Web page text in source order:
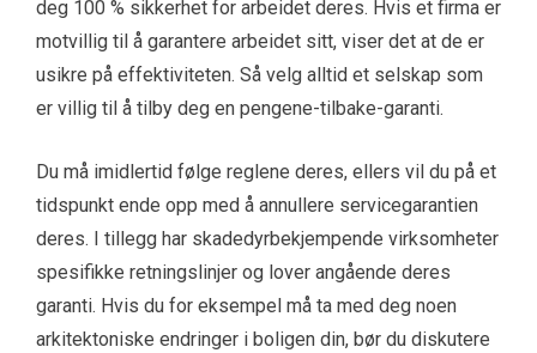
deg 100 % sikkerhet for arbeidet deres. Hvis et firma er
motvillig til å garantere arbeidet sitt, viser det at de er
usikre på effektiviteten. Så velg alltid et selskap som
er villig til å tilby deg en pengene-tilbake-garanti.
Du må imidlertid følge reglene deres, ellers vil du på et
tidspunkt ende opp med å annullere servicegarantien
deres. I tillegg har skadedyrbekjempende virksomheter
spesifikke retningslinjer og lover angående deres
garanti. Hvis du for eksempel må ta med deg noen
arkitektoniske endringer i boligen din, bør du diskutere